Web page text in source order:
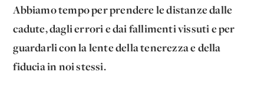
Abbiamo tempo per prendere le distanze dalle
cadute, dagli errori e dai fallimenti vissuti e per
guardarli con la lente della tenerezza e della
fiducia in noi stessi.